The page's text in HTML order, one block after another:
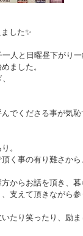
した✨
人と日曜昼下がり
ました。
でくださる事が気
。
く事の有り難さか
からお話を頂き、
支えて頂きながら参
たり笑ったり、励